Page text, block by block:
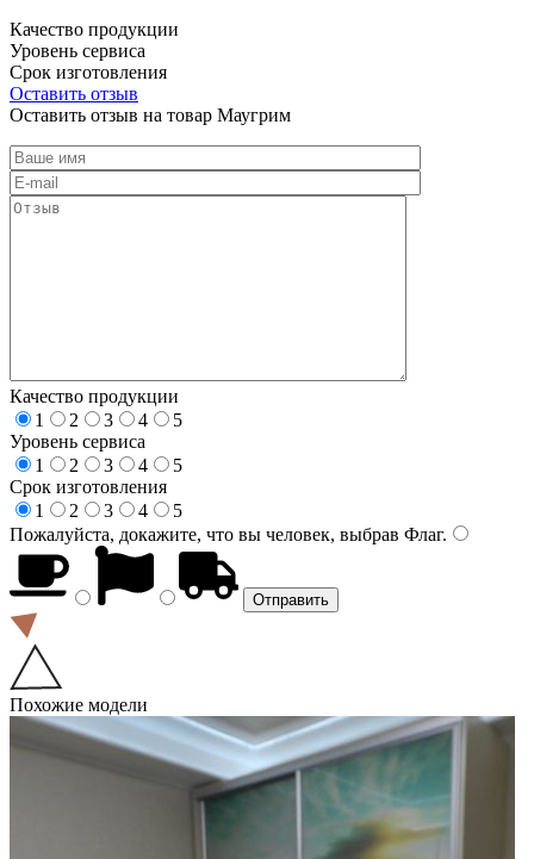
Качество продукции
Уровень сервиса
Срок изготовления
Оставить отзыв
Оставить отзыв на товар Маугрим
Качество продукции
1
2 3 4
5
Уровень сервиса
1
2 3 4
5
Срок изготовления
1
2 3 4
5
Пожалуйста, докажите, что вы человек, выбрав Флаг.
Похожие модели